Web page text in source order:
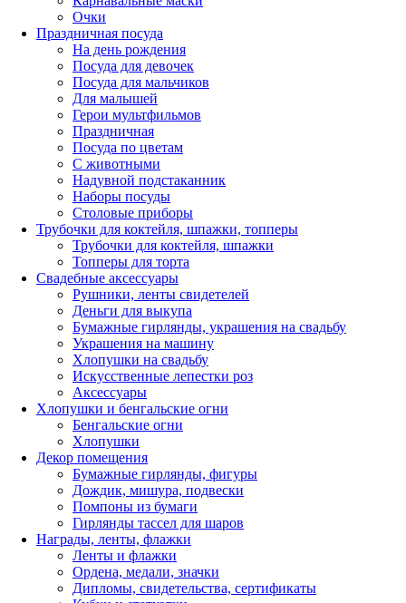
Очки
Праздничная посуда
На день рождения
Посуда для девочек
Посуда для мальчиков
Для малышей
Герои мультфильмов
Праздничная
Посуда по цветам
С животными
Надувной подстаканник
Наборы посуды
Столовые приборы
Трубочки для коктейля, шпажки, топперы
Трубочки для коктейля, шпажки
Топперы для торта
Свадебные аксессуары
Рушники, ленты свидетелей
Деньги для выкупа
Бумажные гирлянды, украшения на свадьбу
Украшения на машину
Хлопушки на свадьбу
Искусственные лепестки роз
Аксессуары
Хлопушки и бенгальские огни
Бенгальские огни
Хлопушки
Декор помещения
Бумажные гирлянды, фигуры
Дождик, мишура, подвески
Помпоны из бумаги
Гирлянды тассел для шаров
Награды, ленты, флажки
Ленты и флажки
Ордена, медали, значки
Дипломы, свидетельства, сертификаты